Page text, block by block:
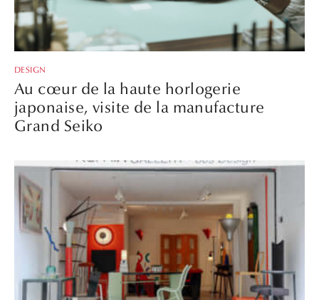
DESIGN
Au cœur de la haute horlogerie
japonaise, visite de la manufacture
Grand Seiko